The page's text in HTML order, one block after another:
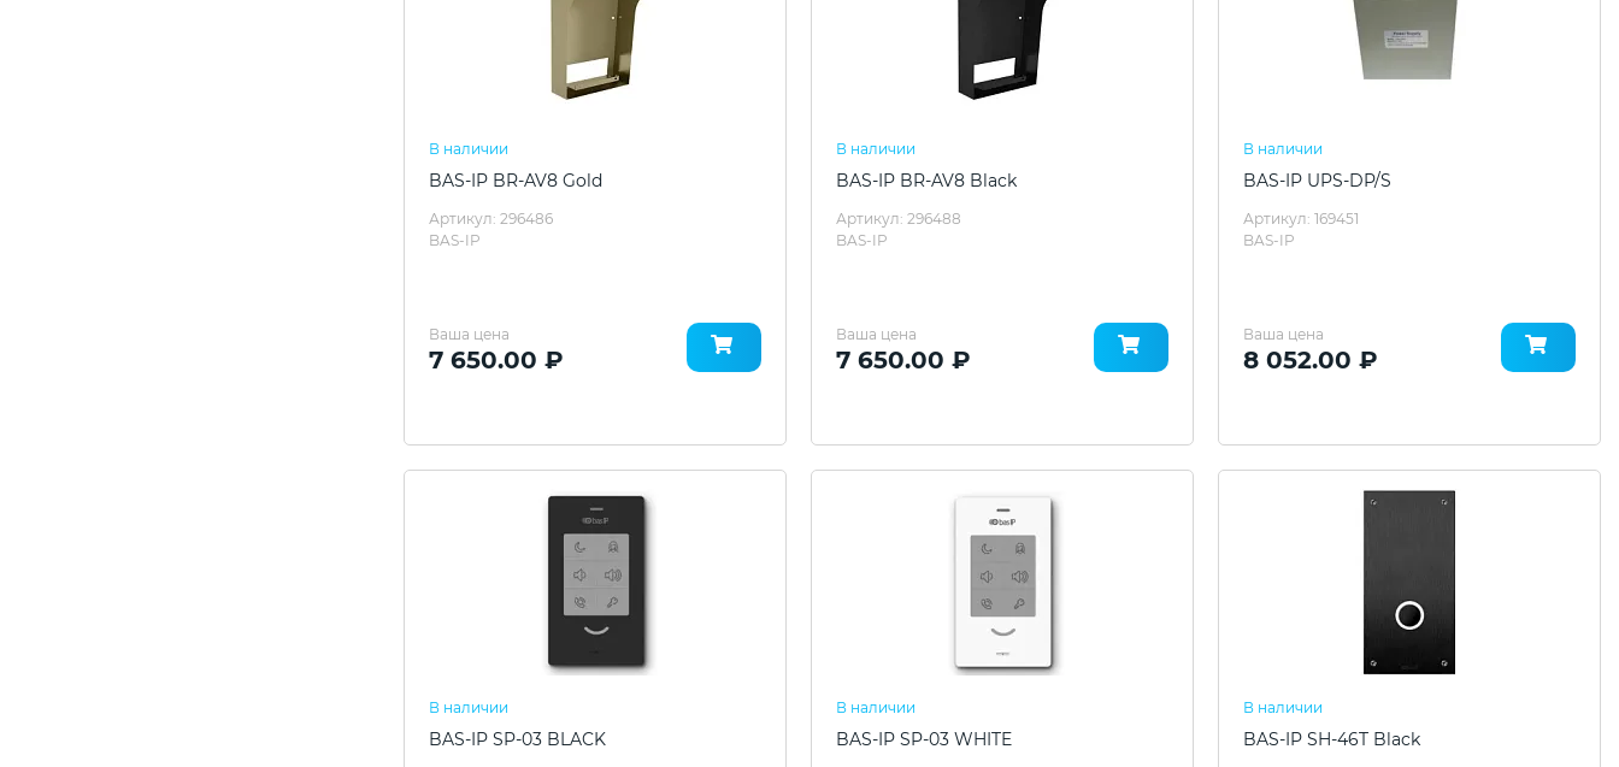
В наличии
BAS-IP BR-AV8 Gold
Артикул: 296486
BAS-IP
Ваша цена
7 650.00 ₽
В наличии
BAS-IP BR-AV8 Black
Артикул: 296488
BAS-IP
Ваша цена
7 650.00 ₽
В наличии
BAS-IP UPS-DP/S
Артикул: 169451
BAS-IP
Ваша цена
8 052.00 ₽
В наличии
BAS-IP SP-03 BLACK
В наличии
BAS-IP SP-03 WHITE
В наличии
BAS-IP SH-46T Black